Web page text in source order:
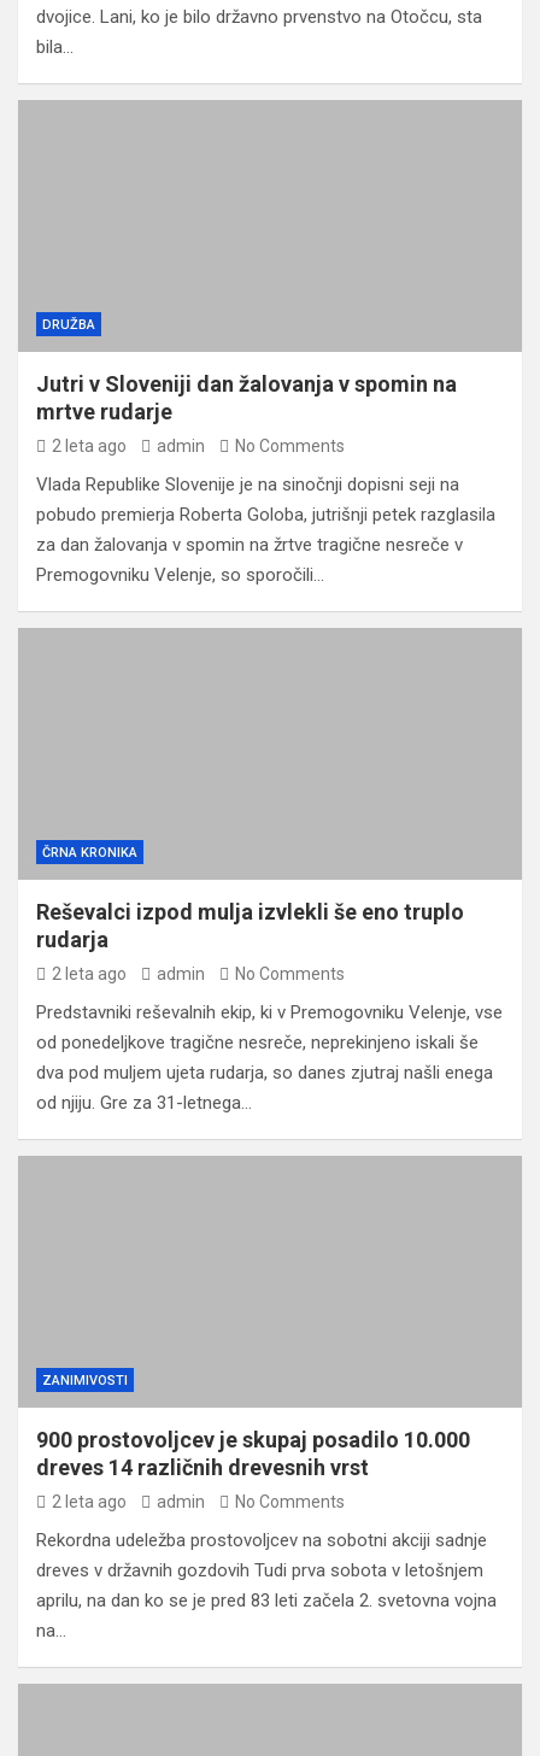
dvojice. Lani, ko je bilo državno prvenstvo na Otočcu, sta
bila…
DRUŽBA
Jutri v Sloveniji dan žalovanja v spomin na
mrtve rudarje
2 leta ago admin No Comments
Vlada Republike Slovenije je na sinočnji dopisni seji na
pobudo premierja Roberta Goloba, jutrišnji petek razglasila
za dan žalovanja v spomin na žrtve tragične nesreče v
Premogovniku Velenje, so sporočili…
ČRNA KRONIKA
Reševalci izpod mulja izvlekli še eno truplo
rudarja
2 leta ago admin No Comments
Predstavniki reševalnih ekip, ki v Premogovniku Velenje, vse
od ponedeljkove tragične nesreče, neprekinjeno iskali še
dva pod muljem ujeta rudarja, so danes zjutraj našli enega
od njiju. Gre za 31-letnega…
ZANIMIVOSTI
900 prostovoljcev je skupaj posadilo 10.000
dreves 14 različnih drevesnih vrst
2 leta ago admin No Comments
Rekordna udeležba prostovoljcev na sobotni akciji sadnje
dreves v državnih gozdovih Tudi prva sobota v letošnjem
aprilu, na dan ko se je pred 83 leti začela 2. svetovna vojna
na…